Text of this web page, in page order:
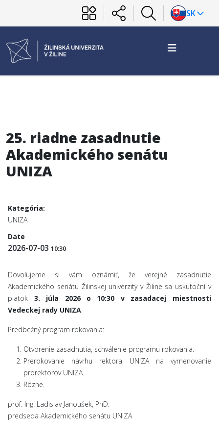
SK
25. riadne zasadnutie
Akademického senátu
UNIZA
Kategória:
UNIZA
Date
2026-07-03 10:30
Dovoľujeme si vám oznámiť, že verejné zasadnutie
Akademického senátu Žilinskej univerzity v Žiline sa uskutoční v
piatok 3. júla 2026 o 10:30 v zasadacej miestnosti
Vedeckej rady UNIZA.
Predbežný program rokovania:
Otvorenie zasadnutia, schválenie programu rokovania.
Prerokovanie návrhu rektora UNIZA na vymenovanie
prorektorov UNIZA.
Rôzne.
prof. Ing. Ladislav Janoušek, PhD.
predseda Akademického senátu UNIZA